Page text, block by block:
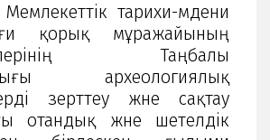
тарихи-мәдени
қорық мұражайының
Таңбалы
археологиялық
зерттеу және сақтау
отандық және шетелдік